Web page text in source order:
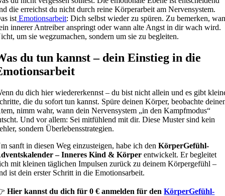
die erreichst du nicht durch reine Körperarbeit am Nervensystem.
ist Emotionsarbeit: Dich selbst wieder zu spüren. Zu bemerken,
innerer Antreiber anspringt oder wann alte Angst in dir wach wird.
um sie wegzumachen, sondern um sie zu begleiten.
du tun kannst – dein Einstieg in die
du dich hier wiedererkennst – du bist nicht allein und es gibt
die du sofort tun kannst. Spüre deinen Körper, beobachte
nimm wahr, wann dein Nervensystem „in den Kampfmodus“
Und vor allem: Sei mitfühlend mit dir. Diese Muster sind kein
sondern Überlebensstrategien.
sanft in diesen Weg einzusteigen, habe ich denKörperGefühl-
– Inneres Kind & Körper entwickelt. Er begleitet
mit kleinen täglichen Impulsen zurück zu deinem Körpergefühl –
ist dein erster Schritt in die Emotionsarbeit.
Hier kannst du dich für 0 € anmelden für denKörperGefühl-